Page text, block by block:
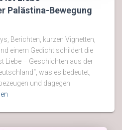
Palästina-Bewegung
Berichten, kurzen Vignetten,
einem Gedicht schildert die
Liebe – Geschichten aus der
was es bedeutet,
und dagegen